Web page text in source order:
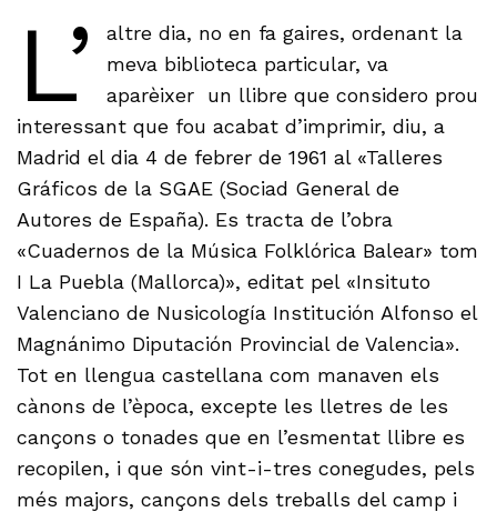
L’
altre dia, no en fa gaires, ordenant la
meva biblioteca particular, va
aparèixer un llibre que considero prou
interessant que fou acabat d’imprimir, diu, a
Madrid el dia 4 de febrer de 1961 al «Talleres
Gráficos de la SGAE (Sociad General de
Autores de España). Es tracta de l’obra
«Cuadernos de la Música Folklórica Balear» tom
I La Puebla (Mallorca)», editat pel «Insituto
Valenciano de Nusicología Institución Alfonso el
Magnánimo Diputación Provincial de Valencia».
Tot en llengua castellana com manaven els
cànons de l’època, excepte les lletres de les
cançons o tonades que en l’esmentat llibre es
recopilen, i que són vint-i-tres conegudes, pels
més majors, cançons dels treballs del camp i